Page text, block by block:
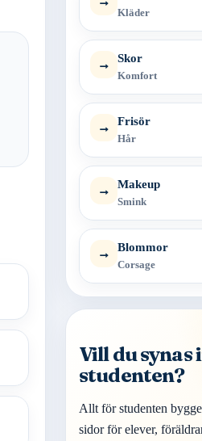
Kläder
→ Skor
Komfort
→ Frisör
Hår
→ Makeup
Smink
→ Blommor
Corsage
Vill du synas
studenten?
Allt för studenten
sidor för elever,